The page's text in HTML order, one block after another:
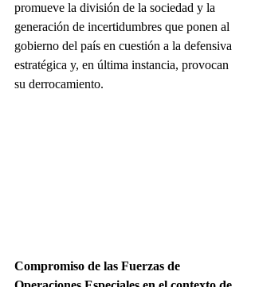
promueve la división de la sociedad y la
generación de incertidumbres que ponen al
gobierno del país en cuestión a la defensiva
estratégica y, en última instancia, provocan
su derrocamiento.
Compromiso de las Fuerzas de